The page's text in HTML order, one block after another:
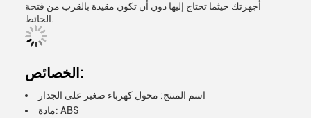
أجهزتك حيثما تحتاج إليها دون أن تكون مقيدة بالقرب من فتحة
الخصائص:
اسم المنتج: محول كهرباء صغير على الجدار
مادة: ABS